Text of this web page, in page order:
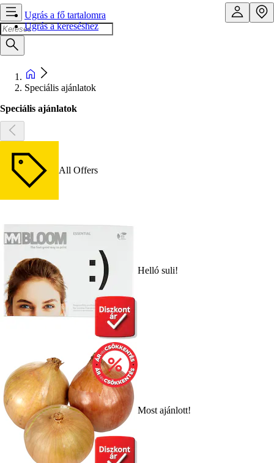
Ugrás a fő tartalomra
Ugrás a kereséshez
Speciális ajánlatok
Speciális ajánlatok
All Offers
Helló suli!
Most ajánlott!